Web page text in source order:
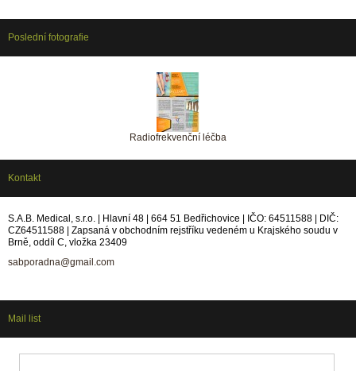
Poslední fotografie
Radiofrekvenční léčba
Kontakt
S.A.B. Medical, s.r.o. | Hlavní 48 | 664 51 Bedřichovice | IČO: 64511588 | DIČ:
CZ64511588 | Zapsaná v obchodním rejstříku vedeném u Krajského soudu v
Brně, oddíl C, vložka 23409
sabporadna@gmail.com
Mail list